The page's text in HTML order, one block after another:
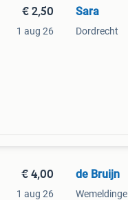
€ 2,50
1 aug 26
Sara
Dordrecht
€ 4,00
1 aug 26
de Bruijn
Wemeldinge